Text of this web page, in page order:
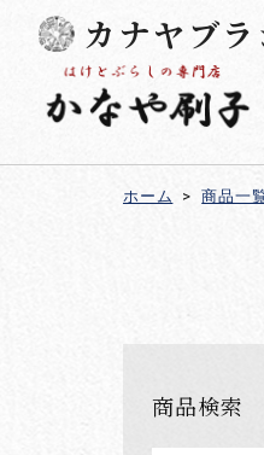
カナヤブ
ホーム > 商品一
商品検索